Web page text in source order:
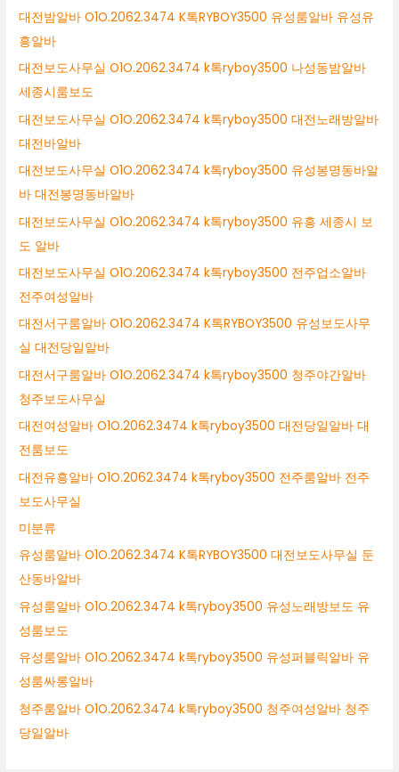
대전밤알바 O1O.2062.3474 K톡RYBOY3500 유성룸알바 유성유
흥알바
대전보도사무실 O1O.2062.3474 k톡ryboy3500 나성동밤알바
세종시룸보도
대전보도사무실 O1O.2062.3474 k톡ryboy3500 대전노래방알바
대전바알바
대전보도사무실 O1O.2062.3474 k톡ryboy3500 유성봉명동바알
바 대전봉명동바알바
대전보도사무실 O1O.2062.3474 k톡ryboy3500 유흥 세종시 보
도 알바
대전보도사무실 O1O.2062.3474 k톡ryboy3500 전주업소알바
전주여성알바
대전서구룸알바 O1O.2062.3474 K톡RYBOY3500 유성보도사무
실 대전당일알바
대전서구룸알바 O1O.2062.3474 k톡ryboy3500 청주야간알바
청주보도사무실
대전여성알바 O1O.2062.3474 k톡ryboy3500 대전당일알바 대
전룸보도
대전유흥알바 O1O.2062.3474 k톡ryboy3500 전주룸알바 전주
보도사무실
미분류
유성룸알바 O1O.2062.3474 K톡RYBOY3500 대전보도사무실 둔
산동바알바
유성룸알바 O1O.2062.3474 k톡ryboy3500 유성노래방보도 유
성룸보도
유성룸알바 O1O.2062.3474 k톡ryboy3500 유성퍼블릭알바 유
성룸싸롱알바
청주룸알바 O1O.2062.3474 k톡ryboy3500 청주여성알바 청주
당일알바